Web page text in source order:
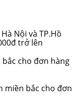
Nội và TP.Hồ
trở lên
cho đơn hàng
miền bắc cho đơn